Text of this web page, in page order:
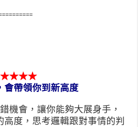
★★★★
會帶領你到新高度
機會，讓你能夠大展身手，
度，思考邏輯跟對事情的判